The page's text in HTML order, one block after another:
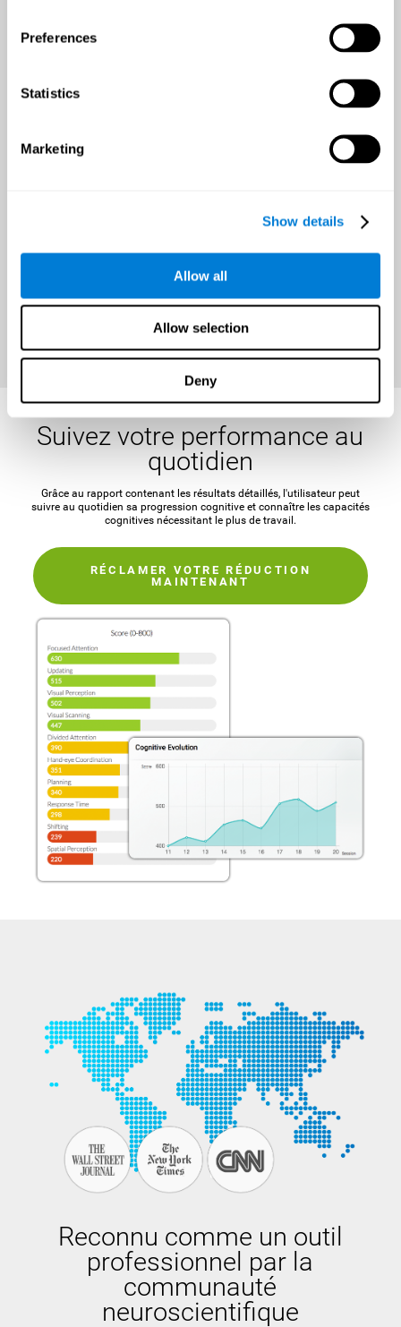
Preferences
Statistics
Marketing
Show details
Allow all
Allow selection
Deny
Une opportunité pour
Il est important de fixer un objectif concret et réalisable avant de
stimuler l'esprit.
RÉCLAMER VOTRE RÉDUCTION
Suivez votre performance au
quotidien
Grâce au rapport contenant les résultats détaillés, l'utilisateur peut
suivre au quotidien sa progression cognitive et connaître les capacités
cognitives nécessitant le plus de travail.
RÉCLAMER VOTRE RÉDUCTION
MAINTENANT
Reconnu comme un outil
professionnel par la
communauté
neuroscientifique